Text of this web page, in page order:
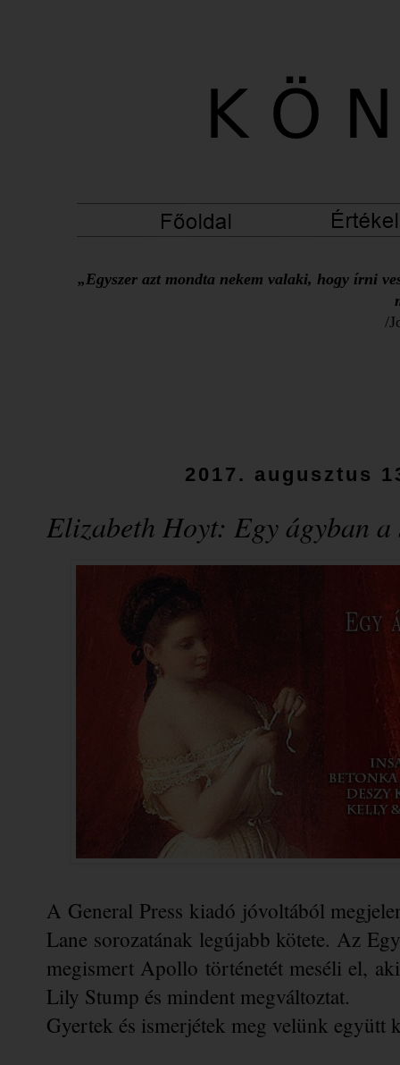
„Egyszer azt mondta nekem valaki, hogy írni
/
2017. augusztus
Elizabeth Hoyt: Egy ​ágyban a
A General Press kiadó jóvoltából
Lane sorozatának legújabb kötete. Az
megismert Apollo történetét meséli el,
Lily Stump és mindent megváltoztat.
Gyertek és ismerjétek meg velünk